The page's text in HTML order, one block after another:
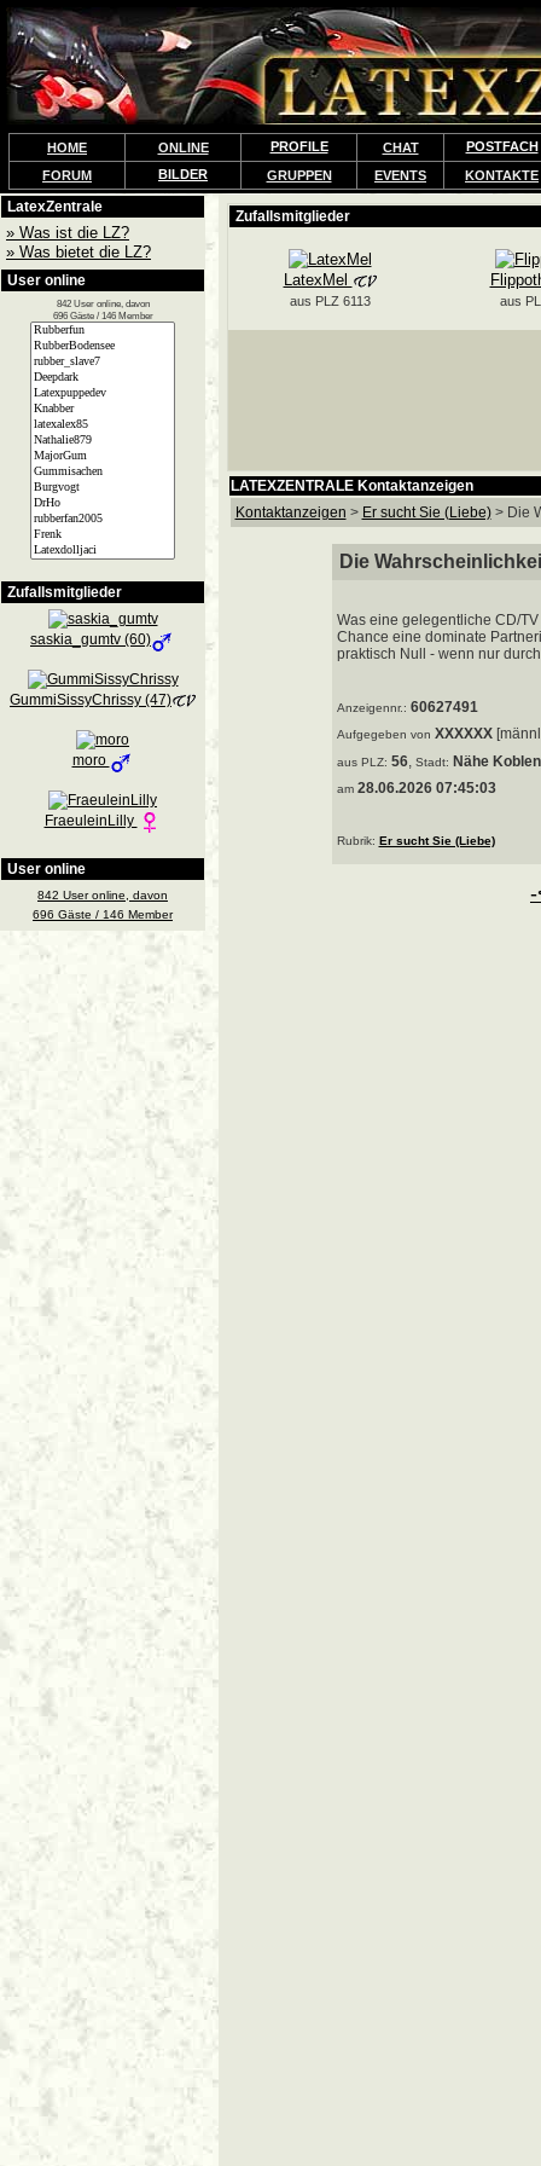
HOME ONLINE PROFILE CHAT
POSTFACH
FORUM
BILDER GRUPPEN EVENTS KONTAKTE
LatexZentrale
» Was ist die LZ?
» Was bietet die LZ?
User online
842 User online, davon
696 Gäste / 146 Member
Zufallsmitglieder
saskia_gumtv (60)
GummiSissyChrissy (47)
moro
FraeuleinLilly
User online
842 User online, davon
696 Gäste / 146 Member
LATEXZENTRALE Kontaktanzeigen
Kontaktanzeigen > Er sucht Sie (Liebe)> Die
Die
Was eine gelegentliche CD/
Chance eine dominate
praktisch Null - wenn nur
Anzeigennr.: 60627491
Aufgegeben von XXXXXX
aus PLZ: 56, Stadt: Nähe
am 28.06.2026 07:45:03
Rubrik: Er sucht Sie (Liebe)